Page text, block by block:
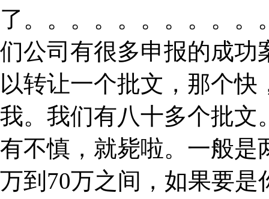
了。。。。。。。。。
们公司有很多申报的成功
以转让一个批文，那个
我。我们有八十多个批文
有不慎，就毙啦。一般是
万到70万之间，如果要